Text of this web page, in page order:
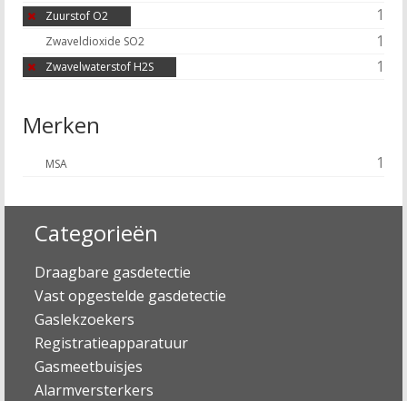
Zuurstof O2 1
Zwaveldioxide SO2 1
Zwavelwaterstof H2S 1
Merken
MSA 1
Categorieën
Draagbare gasdetectie
Vast opgestelde gasdetectie
Gaslekzoekers
Registratieapparatuur
Gasmeetbuisjes
Alarmversterkers